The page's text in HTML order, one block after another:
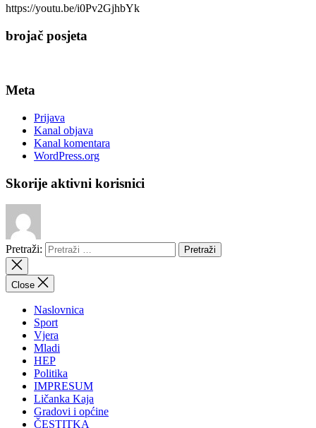
https://youtu.be/i0Pv2GjhbYk
brojač posjeta
Meta
Prijava
Kanal objava
Kanal komentara
WordPress.org
Skorije aktivni korisnici
Pretraži:
Close
Naslovnica
Sport
Vjera
Mladi
HEP
Politika
IMPRESUM
Ličanka Kaja
Gradovi i općine
ČESTITKA